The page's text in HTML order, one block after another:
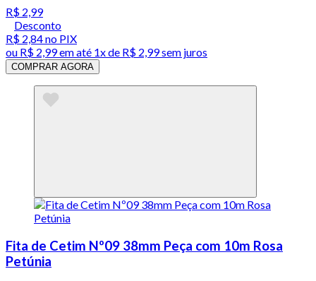
R$ 2,99
Desconto
R$ 2,84no PIX
ou R$ 2,99em até 1x de R$ 2,99sem juros
COMPRAR AGORA
Fita de Cetim Nº09 38mm Peça com 10m Rosa
Petúnia